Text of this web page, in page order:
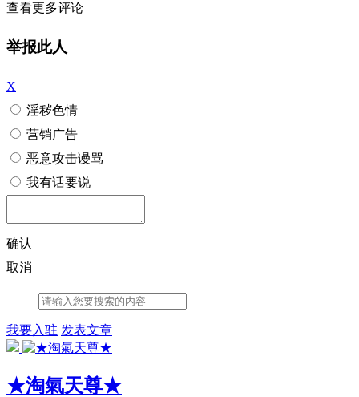
查看更多评论
举报此人
X
淫秽色情
营销广告
恶意攻击谩骂
我有话要说
确认
取消
我要入驻 发表文章
★淘氣天尊★